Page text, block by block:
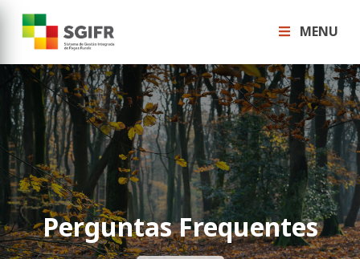
MENU
Perguntas Frequentes